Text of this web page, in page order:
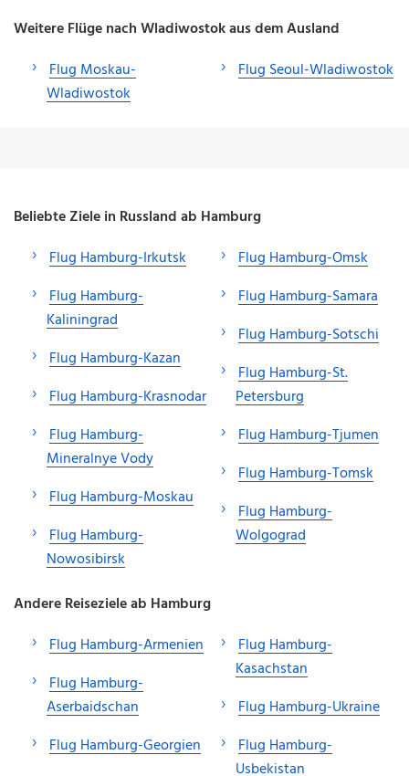
Weitere Flüge nach Wladiwostok aus dem Ausland
Flug Moskau-
Wladiwostok
Flug Seoul-Wladiwostok
Beliebte Ziele in Russland ab Hamburg
Flug Hamburg-Irkutsk
Flug Hamburg-
Kaliningrad
Flug Hamburg-Kazan
Flug Hamburg-Krasnodar
Flug Hamburg-
Mineralnye Vody
Flug Hamburg-Moskau
Flug Hamburg-
Nowosibirsk
Flug Hamburg-Omsk
Flug Hamburg-Samara
Flug Hamburg-Sotschi
Flug Hamburg-St.
Petersburg
Flug Hamburg-Tjumen
Flug Hamburg-Tomsk
Flug Hamburg-
Wolgograd
Andere Reiseziele ab Hamburg
Flug Hamburg-Armenien
Flug Hamburg-
Aserbaidschan
Flug Hamburg-Georgien
Flug Hamburg-
Kasachstan
Flug Hamburg-Ukraine
Flug Hamburg-
Usbekistan